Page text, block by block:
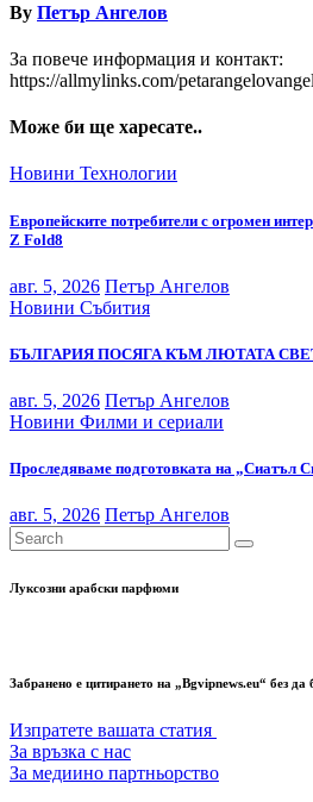
By Петър Ангелов
За повече информация и контакт:
https://allmylinks.com/
Може би ще харесате..
Новини Технологии
Европейските потребители с огромен
Z Fold8
авг. 5, 2026 Петър Ангелов
Новини Събития
БЪЛГАРИЯ ПОСЯГА КЪМ ЛЮТАТА
авг. 5, 2026 Петър Ангелов
Новини Филми и сериали
Проследяваме подготовката на „Сиатъл
авг. 5, 2026 Петър Ангелов
Луксозни арабски парфюми
Забранено е цитирането на „Bgvipnews.eu“ без
Изпратете вашата статия
За връзка с нас
За медиино партньорство